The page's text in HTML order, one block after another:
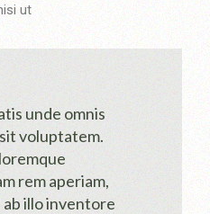
ut
unde omnis
voluptatem.
rem aperiam,
ab illo inventore